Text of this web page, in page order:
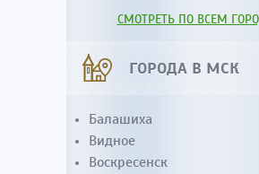
СМОТРЕТЬ ПО ВСЕМ
ГОРОДА В МСК
Балашиха
Видное
Воскресенск